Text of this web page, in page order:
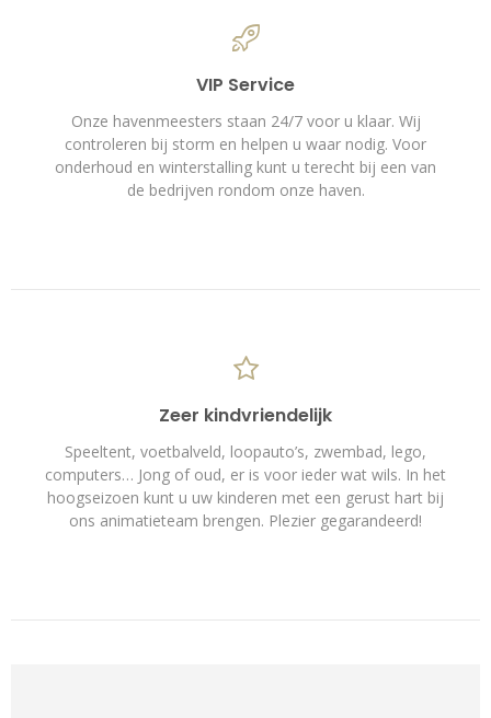
VIP Service
Onze havenmeesters staan 24/7 voor u klaar. Wij
controleren bij storm en helpen u waar nodig. Voor
onderhoud en winterstalling kunt u terecht bij een van
de bedrijven rondom onze haven.
Zeer kindvriendelijk
Speeltent, voetbalveld, loopauto’s, zwembad, lego,
computers… Jong of oud, er is voor ieder wat wils. In het
hoogseizoen kunt u uw kinderen met een gerust hart bij
ons animatieteam brengen. Plezier gegarandeerd!